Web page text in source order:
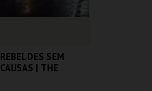
REBELDES SEM
CAUSAS | THE